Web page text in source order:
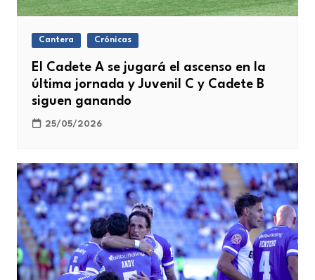
Cantera Crónicas
El Cadete A se jugará el ascenso en la
última jornada y Juvenil C y Cadete B
siguen ganando
25/05/2026